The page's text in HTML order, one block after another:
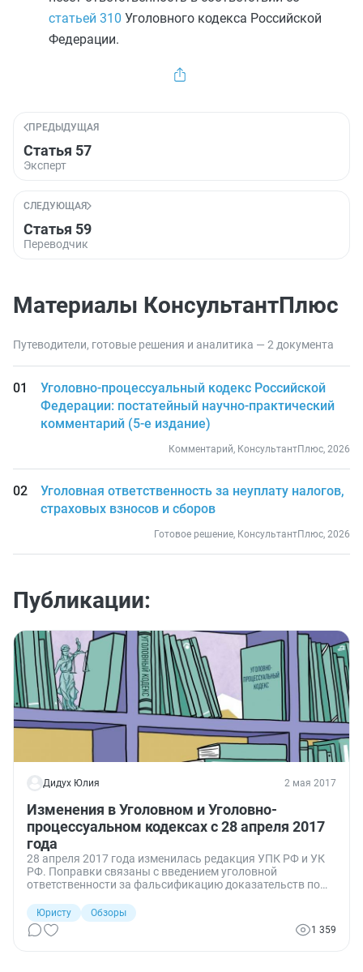
статьей 310 Уголовного кодекса Российской
Федерации.
ПРЕДЫДУЩАЯ
Статья 57
Эксперт
СЛЕДУЮЩАЯ
Статья 59
Переводчик
Материалы КонсультантПлюс
Путеводители, готовые решения и аналитика — 2 документа
Уголовно-процессуальный кодекс Российской
Федерации: постатейный научно-практический
комментарий (5-е издание)
Комментарий, КонсультантПлюс, 2026
Уголовная ответственность за неуплату налогов,
страховых взносов и сборов
Готовое решение, КонсультантПлюс, 2026
Публикации:
Дидух Юлия 2 мая 2017
Изменения в Уголовном и Уголовно-
процессуальном кодексах с 28 апреля 2017
года
28 апреля 2017 года изменилась редакция УПК РФ и УК
РФ. Поправки связаны с введением уголовной
ответственности за фальсификацию доказательств по
адвокатов, выступающих защитниками по уголовным
делам.
Юристу
Обзоры
1 359